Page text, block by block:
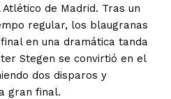
de Madrid. Tras un
regular, los blaugranas
en una dramática tanda
Stegen se convirtió en el
dos disparos y
gran final.